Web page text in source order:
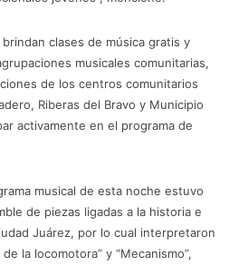
clases de música gratis y
musicales comunitarias,
de los centros comunitarios
Riberas del Bravo y Municipio
activamente en el programa de
musical de esta noche estuvo
de piezas ligadas a la historia e
Juárez, por lo cual interpretaron
la locomotora” y “Mecanismo”,